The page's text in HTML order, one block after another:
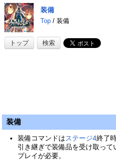
装備
Top/ 装備
トップ 検索
装備
装備コマンドはステージ4終了
引き継ぎで装備品を受け取っ
プレイが必要。